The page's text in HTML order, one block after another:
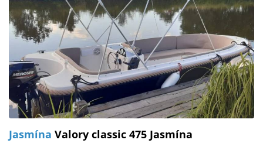
Jasmína Valory classic 475 Jasmína